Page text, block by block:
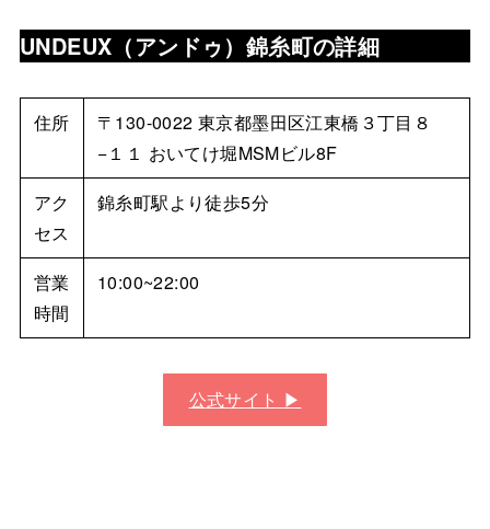
UNDEUX（アンドゥ）錦糸町の詳細
住所
〒130-0022 東京都墨田区江東橋３丁目８
−１１ おいてけ堀MSMビル8F
アク
セス
錦糸町駅より徒歩5分
営業
時間
10:00~22:00
公式サイト ▶︎